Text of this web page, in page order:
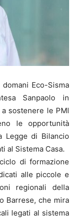
domani Eco-Sisma
Sanpaolo in
sostenere le PMI
le opportunità
Legge di Bilancio
al Sistema Casa.
di formazione
alle piccole e
regionali della
Barrese, che mira
legati al sistema